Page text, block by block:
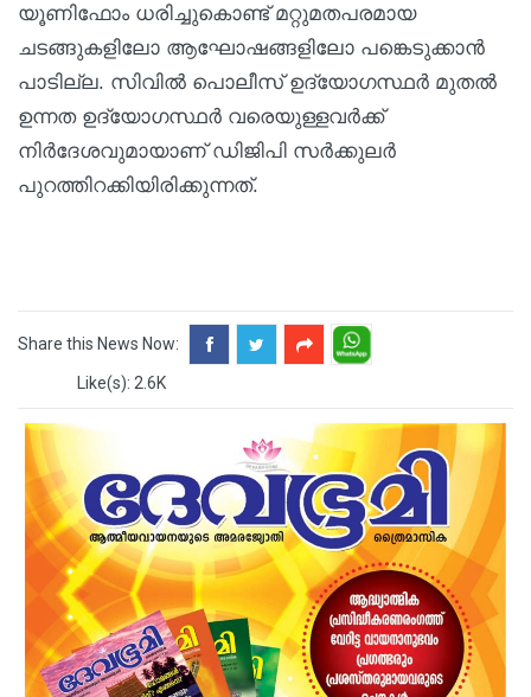
യൂണിഫോം ധരിച്ചുകൊണ്ട് മറ്റുമതപരമായ
ചടങ്ങുകളിലോ ആഘോഷങ്ങളിലോ പങ്കെടുക്കാന്‍
പാടില്ല. സിവില്‍ പൊലീസ് ഉദ്യോഗസ്ഥര്‍ മുതല്‍
ഉന്നത ഉദ്യോഗസ്ഥര്‍ വരെയുള്ളവര്‍ക്ക്
നിർദേശവുമായാണ് ഡിജിപി സര്‍ക്കുലര്‍
പുറത്തിറക്കിയിരിക്കുന്നത്.
Share this News Now:
Like(s): 2.6K